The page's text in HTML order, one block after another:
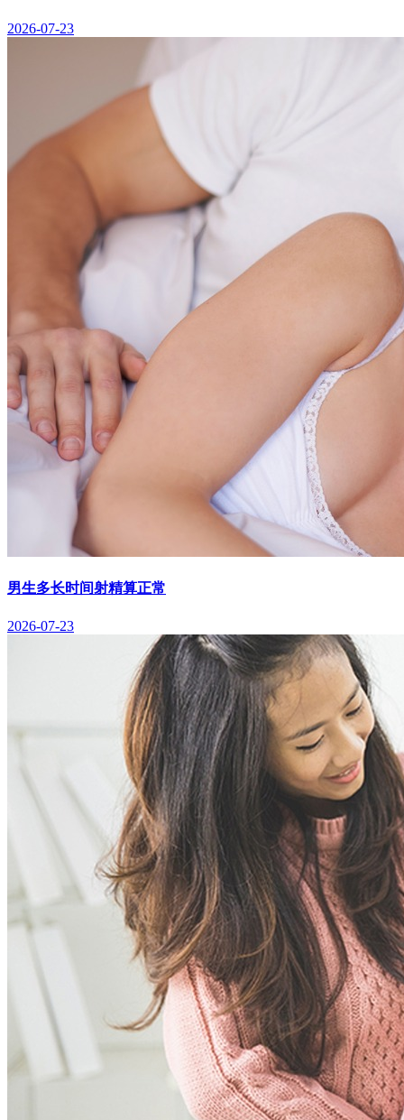
2026-07-23
男生多长时间射精算正常
2026-07-23